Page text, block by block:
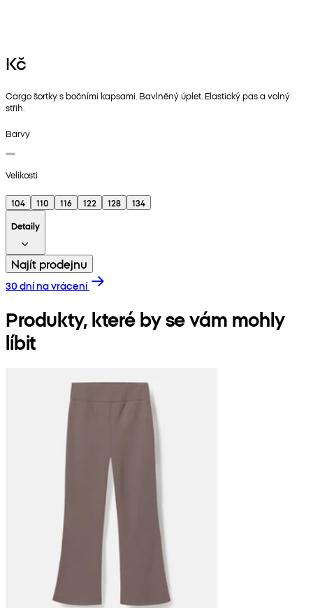
Kč
Cargo šortky s bočními kapsami. Bavlněný úplet. Elastický pas a volný
střih.
Barvy
Velikosti
104 110 116 122 128
134
Detaily
Najít prodejnu
30 dní na vrácení
Produkty, které by se vám mohly
líbit